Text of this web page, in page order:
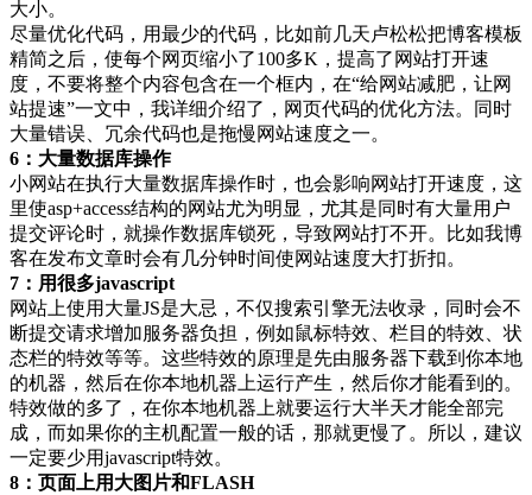
大小。
尽量优化代码，用最少的代码，比如前几天卢松松把博客模板
精简之后，使每个网页缩小了100多K，提高了网站打开速
度，不要将整个内容包含在一个框内，在“给网站减肥，让网
站提速”一文中，我详细介绍了，网页代码的优化方法。同时
大量错误、冗余代码也是拖慢网站速度之一。
6：大量数据库操作
小网站在执行大量数据库操作时，也会影响网站打开速度，这
里使asp+access结构的网站尤为明显，尤其是同时有大量用户
提交评论时，就操作数据库锁死，导致网站打不开。比如我博
客在发布文章时会有几分钟时间使网站速度大打折扣。
7：用很多javascript
网站上使用大量JS是大忌，不仅搜索引擎无法收录，同时会不
断提交请求增加服务器负担，例如鼠标特效、栏目的特效、状
态栏的特效等等。这些特效的原理是先由服务器下载到你本地
的机器，然后在你本地机器上运行产生，然后你才能看到的。
特效做的多了，在你本地机器上就要运行大半天才能全部完
成，而如果你的主机配置一般的话，那就更慢了。所以，建议
一定要少用javascript特效。
8：页面上用大图片和FLASH